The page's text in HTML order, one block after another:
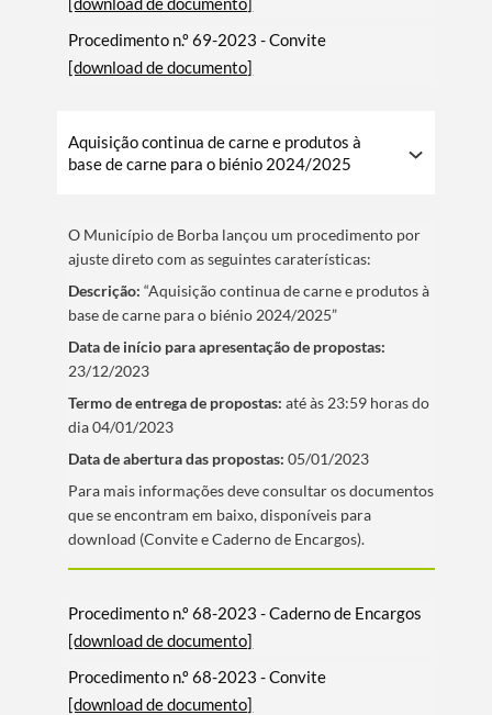
Termo de Pesquisa
Filtros
Procedimento n.º 69-2023 - Convite
[download de documento]
Aquisição continua de carne e produtos à
base de carne para o biénio 2024/2025
O Municí­pio de Borba lançou um procedimento por
ajuste direto com as seguintes caraterí­sticas:
Descrição:“Aquisição continua de carne e produtos à
base de carne para o biénio 2024/2025”
Data de iní­cio para apresentação de propostas:
23/12/2023
Termo de entrega de propostas: até às 23:59 horas do
dia 04/01/2023
Data de abertura das propostas: 05/01/2023
​Para mais informações deve consultar os documentos
que se encontram em baixo, disponí­veis para
download (Convite e Caderno de Encargos).
Procedimento n.º 68-2023 - Caderno de Encargos
[download de documento]
Procedimento n.º 68-2023 - Convite
[download de documento]